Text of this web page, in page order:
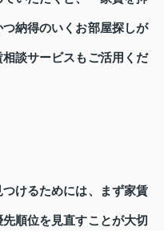
納得のいくお部屋探しが
談サービスもご活用くだ
けるためには、まず家賃
順位を見直すことが大切